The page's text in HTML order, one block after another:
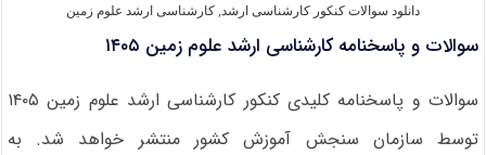
دانلود سوالات کنکور کارشناسی ارشد, کارشناسی ارشد علوم زمین
سوالات و پاسخنامه کارشناسی ارشد علوم زمین ۱۴۰۵
سوالات و پاسخنامه کلیدی کنکور کارشناسی ارشد علوم زمین ۱۴۰۵
توسط سازمان سنجش آموزش کشور منتشر خواهد شد. به